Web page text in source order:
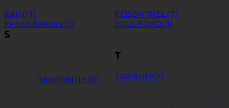
RAIN (1) REISENTHEL(7)
Renato Balestra (1) ROLL ROAD (1)
S
SAMSONITE (6)
T
TIGERNU (2)